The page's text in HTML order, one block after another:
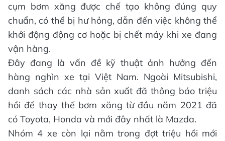
cụm bơm xăng được chế tạo không đúng quy
chuẩn, có thể bị hư hỏng, dẫn đến việc không thể
khởi động động cơ hoặc bị chết máy khi xe đang
vận hàng.
Đây đang là vấn đề kỹ thuật ảnh hưởng đến
hàng nghìn xe tại Việt Nam. Ngoài Mitsubishi,
danh sách các nhà sản xuất đã thông báo triệu
hồi để thay thế bơm xăng từ đầu năm 2021 đã
có Toyota, Honda và mới đây nhất là Mazda.
Nhóm 4 xe còn lại nằm trong đợt triệu hồi mới